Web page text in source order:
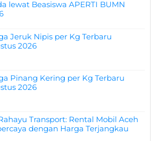
lewat Beasiswa APERTI BUMN
Jeruk Nipis per Kg Terbaru
2026
Pinang Kering per Kg Terbaru
2026
Transport: Rental Mobil Aceh
dengan Harga Terjangkau